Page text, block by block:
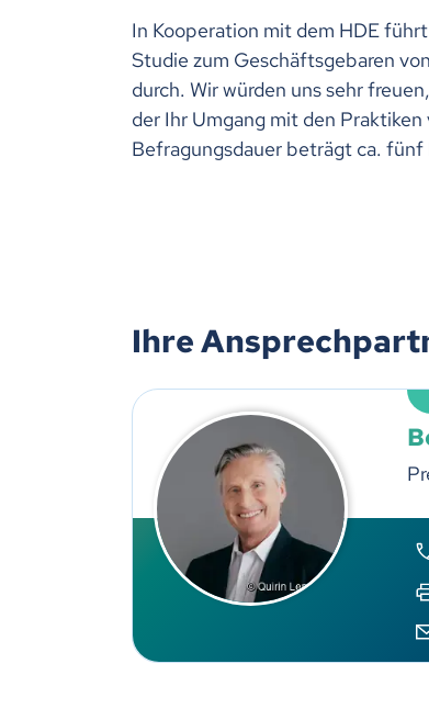
In Kooperation mit dem HDE
Studie zum Geschäftsgebaren
durch. Wir würden uns sehr
der Ihr Umgang mit den
Befragungsdauer beträgt ca.
Ihre